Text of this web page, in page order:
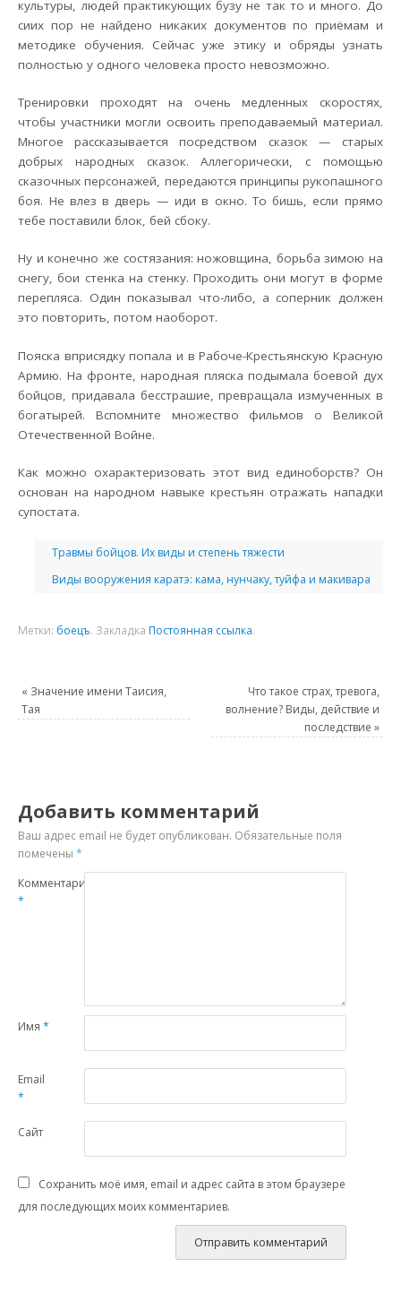
культуры, людей практикующих бузу не так то и много. До
сиих пор не найдено никаких документов по приёмам и
методике обучения. Сейчас уже этику и обряды узнать
полностью у одного человека просто невозможно.
Тренировки проходят на очень медленных скоростях,
чтобы участники могли освоить преподаваемый материал.
Многое рассказывается посредством сказок — старых
добрых народных сказок. Аллегорически, с помощью
сказочных персонажей, передаются принципы рукопашного
боя. Не влез в дверь — иди в окно. То бишь, если прямо
тебе поставили блок, бей сбоку.
Ну и конечно же состязания: ножовщина, борьба зимою на
снегу, бои стенка на стенку. Проходить они могут в форме
перепляса. Один показывал что-либо, а соперник должен
это повторить, потом наоборот.
Пояска вприсядку попала и в Рабоче-Крестьянскую Красную
Армию. На фронте, народная пляска подымала боевой дух
бойцов, придавала бесстрашие, превращала измученных в
богатырей. Вспомните множество фильмов о Великой
Отечественной Войне.
Как можно охарактеризовать этот вид единоборств? Он
основан на народном навыке крестьян отражать нападки
супостата.
Травмы бойцов. Их виды и степень тяжести
Виды вооружения каратэ: кама, нунчаку, туйфа и макивара
Метки: боецъ. Закладка Постоянная ссылка.
« Значение имени Таисия,
Тая
Что такое страх, тревога,
волнение? Виды, действие и
последствие »
Добавить комментарий
Ваш адрес email не будет опубликован. Обязательные поля
помечены*
Комментарий
*
Имя*
Email
*
Сайт
Сохранить моё имя, email и адрес сайта в этом браузере
для последующих моих комментариев.